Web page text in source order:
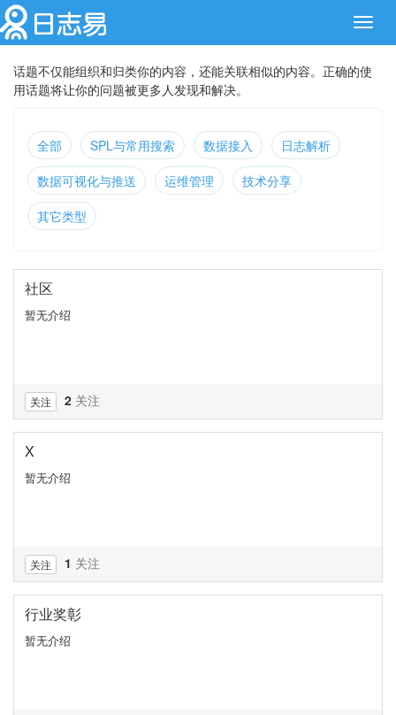
话题不仅能组织和归类你的内容，还能关联相似的内容。正确的使
用话题将让你的问题被更多人发现和解决。
全部 SPL与常用搜索 数据接入
日志解析
数据可视化与推送
运维管理
技术分享
其它类型
社区
暂无介绍
关注 2 关注
X
暂无介绍
关注 1 关注
行业奖彰
暂无介绍